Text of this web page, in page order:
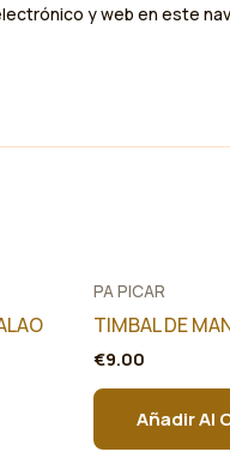
y web en este
PA PICAR
TIMBAL DE
€9.00
Añadir Al